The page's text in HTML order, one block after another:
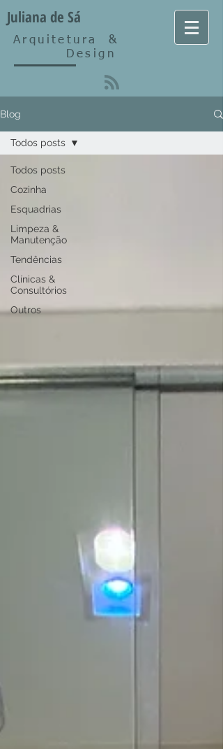
Arquitetura&
Design
Juliana de Sá
Blog
Todos posts
Cozinha
Esquadrias
Limpeza &
Manutenção
Tendências
Clínicas &
Consultórios
Outros
Todos posts